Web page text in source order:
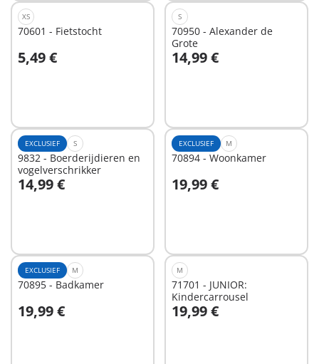
XS
70601 - Fietstocht
5,49 €
In winkelwagen
S
70950 - Alexander de
Grote
14,99 €
In winkelwagen
EXCLUSIEF S
9832 - Boerderijdieren en
vogelverschrikker
14,99 €
In winkelwagen
EXCLUSIEF M
70894 - Woonkamer
19,99 €
In winkelwagen
EXCLUSIEF M
70895 - Badkamer
19,99 €
In winkelwagen
M
71701 - JUNIOR:
Kindercarrousel
19,99 €
In winkelwagen